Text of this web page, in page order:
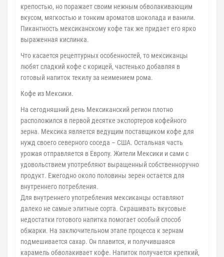
крепостью, но поражает своим нежным обволакивающим
вкусом, мягкостью и тонким ароматов шоколада и ванили.
Пикантность мексиканскому кофе так же придает его ярко
выраженная кислинка.
Что касается рецептурных особенностей, то мексиканцы
любят сладкий кофе с корицей, частенько добавляя в
готовый напиток текилу за неимением рома.
Кофе из Мексики.
На сегодняшний день Мексиканский регион плотно
расположился в первой десятке экспортеров кофейного
зерна. Мексика является ведущим поставщиком кофе для
нужд своего северного соседа – США. Остальная часть
урожая отправляется в Европу. Жители Мексики и сами с
удовольствием употребляют выращенный собственноручно
продукт. Ежегодно около половины зерен остается для
внутреннего потребления.
Для внутреннего употребления мексиканцы оставляют
далеко не самые элитные сорта. Скрашивать вкусовые
недостатки готового напитка помогает особый способ
обжарки. На заключительном этапе процесса к зернам
подмешивается сахар. Он плавится, и получившаяся
карамель обволакивает кофе. Напиток получается крепкий,